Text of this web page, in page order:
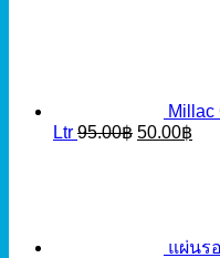
Millac
Ltr 95.00฿ Original
50.00฿
แผ่นร